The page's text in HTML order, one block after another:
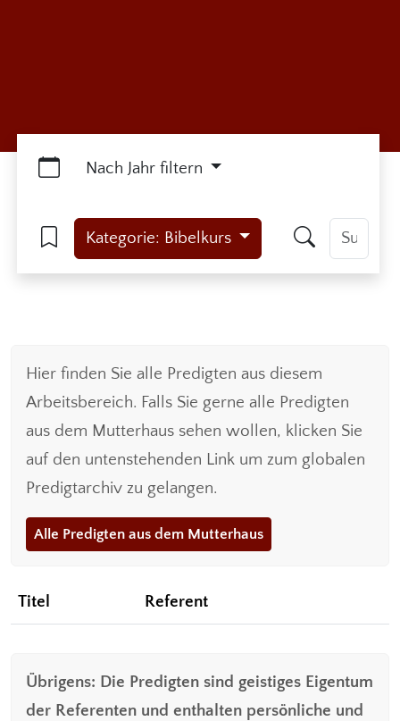
Nach Jahr filtern
Kategorie: Bibelkurs
Hier finden Sie alle Predigten aus diesem
Arbeitsbereich. Falls Sie gerne alle Predigten
aus dem Mutterhaus sehen wollen, klicken Sie
auf den untenstehenden Link um zum globalen
Predigtarchiv zu gelangen.
Alle Predigten aus dem Mutterhaus
Titel Referent
Übrigens: Die Predigten sind geistiges Eigentum
der Referenten und enthalten persönliche und